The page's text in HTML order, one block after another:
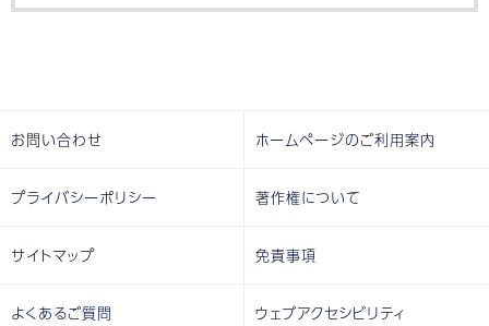
お問い合わせ ホームページのご利用案内
プライバシーポリシー 著作権について
サイトマップ 免責事項
よくあるご質問 ウェブアクセシビリティ